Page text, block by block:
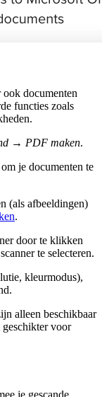
documenten
functies zoals
→ PDF maken.
je documenten te
(als afbeeldingen)
.
door te klikken
te selecteren.
kleurmodus),
alleen beschikbaar
voor
je gescande